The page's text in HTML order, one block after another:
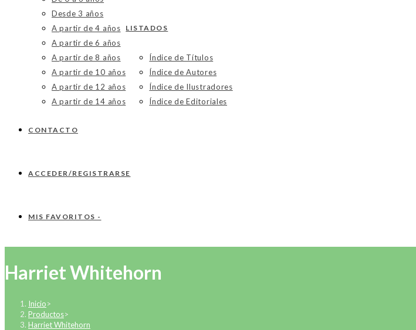
Desde 3 años
A partir de 4 años
A partir de 6 años
A partir de 8 años
A partir de 10 años
A partir de 12 años
A partir de 14 años
LISTADOS
Índice de Títulos
Índice de Autores
Índice de Ilustradores
Índice de Editoriales
CONTACTO
ACCEDER/REGISTRARSE
MIS FAVORITOS -
Harriet Whitehorn
Inicio>
Productos>
Harriet Whitehorn